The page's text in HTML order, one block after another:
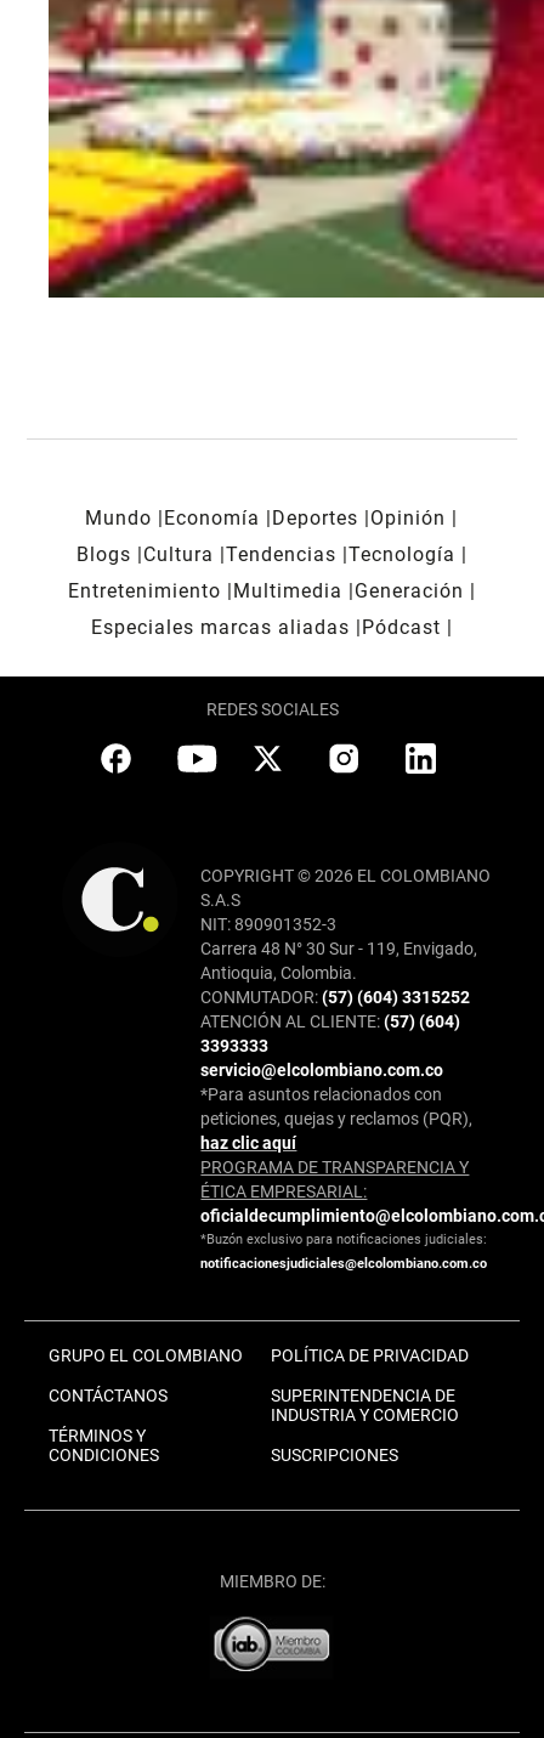
Mundo Economía Deportes
Opinión
Blogs
Cultura Tendencias Tecnología
Entretenimiento
Multimedia
Generación
Especiales marcas aliadas
Pódcast
REDES SOCIALES
COPYRIGHT © 2026 EL COLOMBIANO
S.A.S
NIT: 890901352-3
Carrera 48 N° 30 Sur - 119, Envigado,
Antioquia, Colombia.
CONMUTADOR:(57) (604) 3315252
ATENCIÓN AL CLIENTE:(57) (604)
3393333
servicio@elcolombiano.com.co
*Para asuntos relacionados con
peticiones, quejas y reclamos (PQR),
haz clic aquí
PROGRAMA DE TRANSPARENCIA Y
ÉTICA EMPRESARIAL:
*Buzón exclusivo para notificaciones judiciales:
notificacionesjudiciales@elcolombiano.com.co
GRUPO EL COLOMBIANO
CONTÁCTANOS
TÉRMINOS Y
CONDICIONES
POLÍTICA DE PRIVACIDAD
SUPERINTENDENCIA DE
INDUSTRIA Y COMERCIO
SUSCRIPCIONES
MIEMBRO DE: